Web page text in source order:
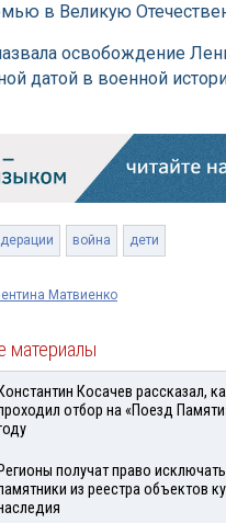
в Великую
освобождение
датой в военной
война дети
Матвиенко
материалы
Константин Косачев рассказал,
отбор на «Поезд
Регионы получат право исключать
из реестра объектов